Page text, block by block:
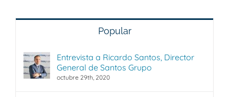
Popular
Entrevista a Ricardo Santos, Director
General de Santos Grupo
octubre 29th, 2020